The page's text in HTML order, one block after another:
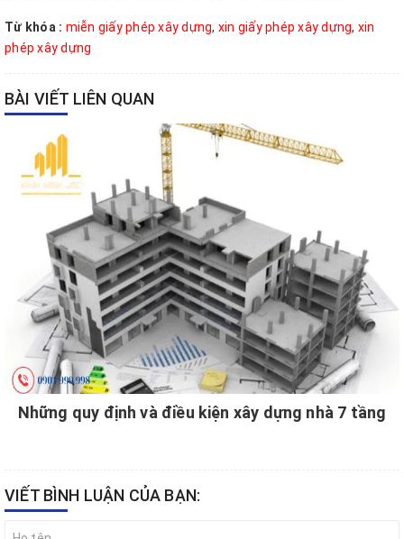
Từ khóa : miễn giấy phép xây dựng, xin giấy phép xây dựng, xin
phép xây dựng
BÀI VIẾT LIÊN QUAN
Những quy định và điều kiện xây dựng nhà 7 tầng
VIẾT BÌNH LUẬN CỦA BẠN: